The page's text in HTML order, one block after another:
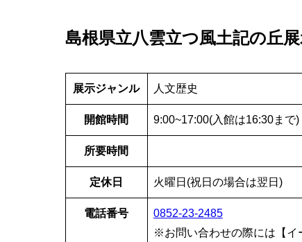
島根県立八雲立つ風土記の丘
展示ジャンル 人文歴史
開館時間 9:00~17:00(入館は16:30まで)
所要時間
定休日 火曜日(祝日の場合は翌日)
電話番号
0852-23-2485
※お問い合わせの際には【イ